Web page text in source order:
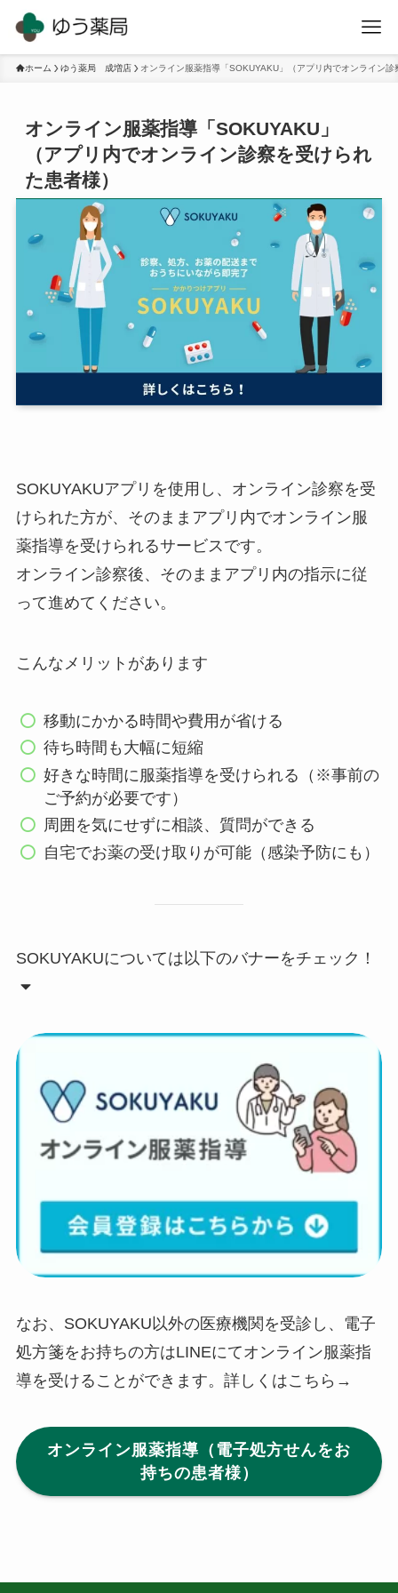
ホーム ゆう薬局 成増店 オンライン服薬指導「SOKUYAKU」（アプリ内でオンライン
オンライン服薬指導「SOKUYAKU」
（アプリ内でオンライン診察を受けられ
た患者様）
SOKUYAKUアプリを使用し、オンライン診察を受
けられた方が、そのままアプリ内でオンライン服
薬指導を受けられるサービスです。
オンライン診察後、そのままアプリ内の指示に従
って進めてください。
こんなメリットがあります
移動にかかる時間や費用が省ける
待ち時間も大幅に短縮
好きな時間に服薬指導を受けられる（※事前の
ご予約が必要です）
周囲を気にせずに相談、質問ができる
自宅でお薬の受け取りが可能（感染予防にも）
SOKUYAKUについては以下のバナーをチェック！
なお、SOKUYAKU以外の医療機関を受診し、電子
処方箋をお持ちの方はLINEにてオンライン服薬指
導を受けることができます。詳しくはこちら→
オンライン服薬指導（電子処方せんをお
持ちの患者様）